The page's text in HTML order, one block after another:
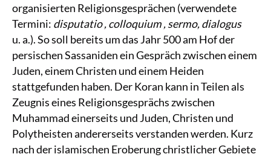
organisierten Religionsgesprächen (verwendete
Termini: disputatio, colloquium, sermo, dialogus
u. a.). So soll bereits um das Jahr 500 am Hof der
persischen Sassaniden ein Gespräch zwischen einem
Juden, einem Christen und einem Heiden
stattgefunden haben. Der Koran kann in Teilen als
Zeugnis eines Religionsgesprächs zwischen
Muhammad einerseits und Juden, Christen und
Polytheisten andererseits verstanden werden. Kurz
nach der islamischen Eroberung christlicher Gebiete